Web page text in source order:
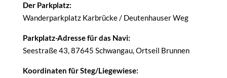
Der Parkplatz:
Wanderparkplatz Karbrücke / Deutenhauser Weg
Parkplatz-Adresse für das Navi:
Seestraße 43, 87645 Schwangau, Ortseil Brunnen
Koordinaten für Steg/Liegewiese: